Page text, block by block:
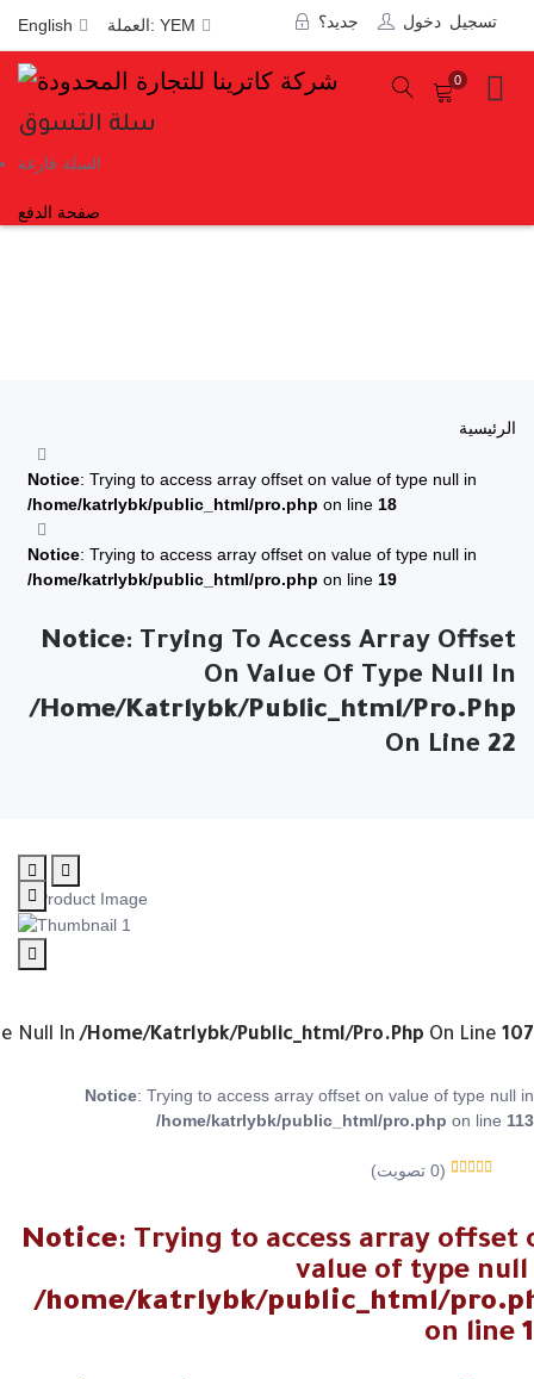
English العملة: YEM تسجيل دخول جديد؟
0
السلة فارغة
صفحة الدفع
الرئيسية
Notice: Trying to access array offset on value of type null in
/home/katrlybk/public_html/pro.php on line 18
Notice: Trying to access array offset on value of type null in
/home/katrlybk/public_html/pro.php on line 19
Notice: Trying To Access Array Offset
On Value Of Type Null In
/home/katrlybk/public_html/pro.php
On Line 22
Null In/home/katrlybk/public_html/pro.php On Line 107
Notice: Trying to access array offset on value of type null in
/home/katrlybk/public_html/pro.php on line 113
المصوتين
(
0 تصويت)
Notice: Trying to access array offset
value of type null
/home/katrlybk/public_html/
on line